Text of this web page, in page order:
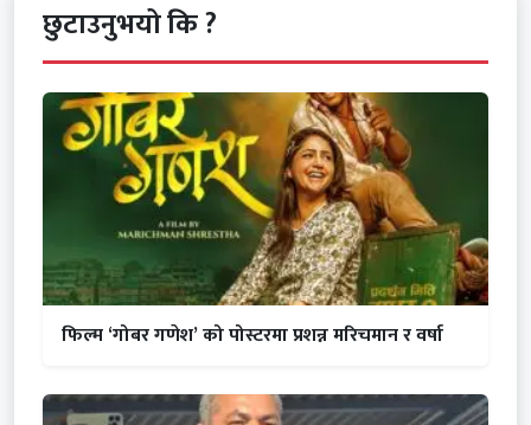
छुटाउनुभयो कि ?
फिल्म ‘गोबर गणेश’ को पोस्टरमा प्रशन्न मरिचमान र वर्षा